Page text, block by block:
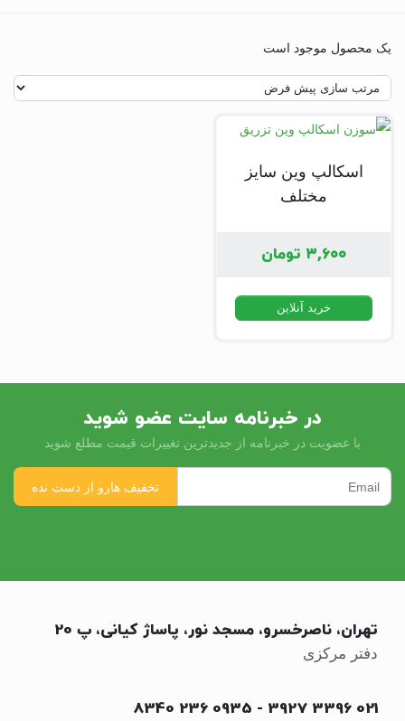
یک محصول موجود است
اسکالپ وین سایز
مختلف
۳,۶۰۰ تومان
خرید آنلاین
در خبرنامه سایت عضو شوید
با عضویت در خبرنامه از جدیدترین تغییرات قیمت مطلع شوید
تهران، ناصرخسرو، مسجد نور، پاساژ کیانی، پ 20
دفتر مرکزی
021 3396 3927
-
0935 236 8340